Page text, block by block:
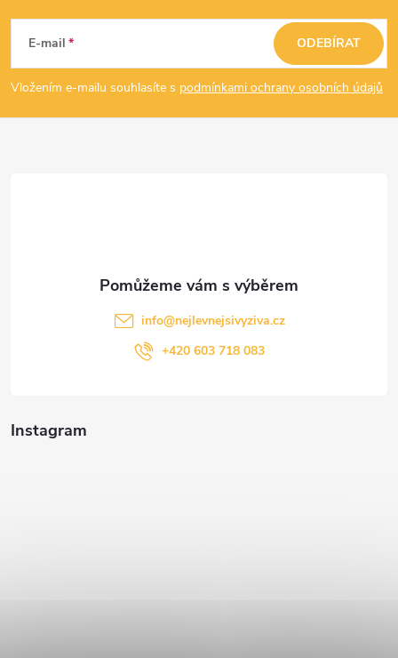
p
E-mail
Vložením e-mailu souhlasíte s podmínkami ochrany osobních údajů
ODEBÍRAT
Instagram
info@nejlevnejsivyziva.cz
+420 603 718 083